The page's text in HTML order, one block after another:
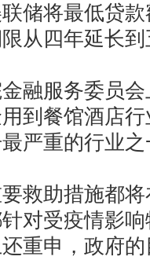
储将最低贷
从四年延长
服务委员会
到餐馆酒店
严重的行业
助措施都将
对受疫情影
重申，政府